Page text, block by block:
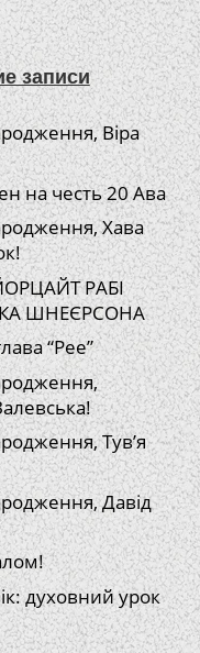
записи
Віра
на честь 20 Ава
Хава
РАБІ
ШНЕЄРСОНА
“Рее”
Тув’я
Давід
духовний урок